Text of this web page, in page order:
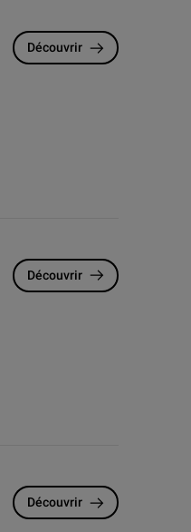
Découvrir
Découvrir
Découvrir